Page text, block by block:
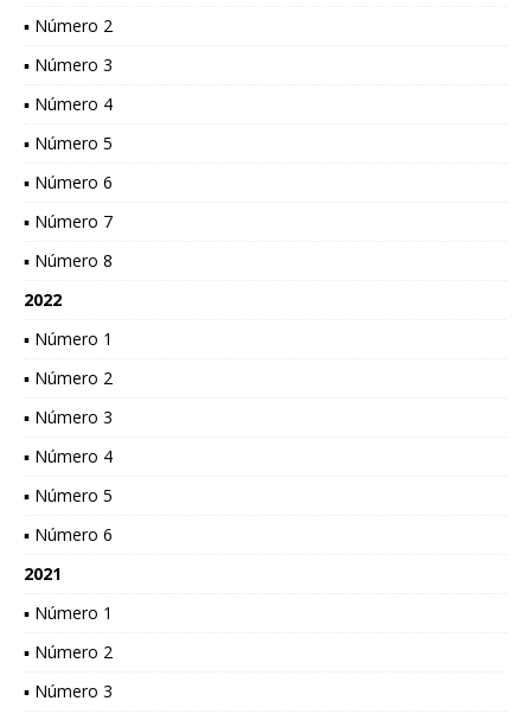
▪ Número 2
▪ Número 3
▪ Número 4
▪ Número 5
▪ Número 6
▪ Número 7
▪ Número 8
2022
▪ Número 1
▪ Número 2
▪ Número 3
▪ Número 4
▪ Número 5
▪ Número 6
2021
▪ Número 1
▪ Número 2
▪ Número 3